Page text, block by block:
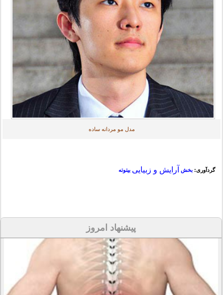
مدل مو مردانه ساده
گردآوری: بخش آرایش و زبیایی بیتوته
پیشنهاد امروز